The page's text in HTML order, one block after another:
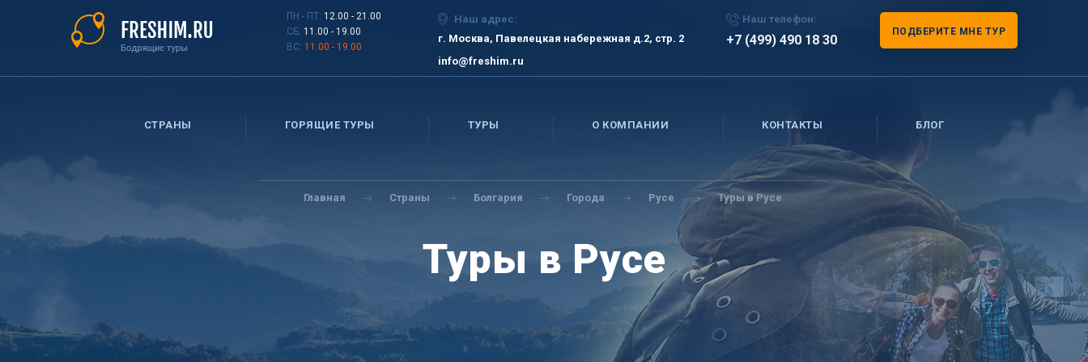
ПН - ПТ: 12.00 - 21.00
СБ: 11.00 - 19.00
ВС: 11.00 - 19.00
Наш адрес:
г. Москва, Павелецкая набережная д.2, стр. 2
info@freshim.ru
Наш телефон:
+7 (499) 490 18 30
ПОДБЕРИТЕ МНЕ ТУР
СТРАНЫ ГОРЯЩИЕ ТУРЫ ТУРЫ О КОМПАНИИ КОНТАКТЫ БЛОГ
Вы
здесь
Главная Страны Болгария Города Русе Туры в Русе
Туры в Русе